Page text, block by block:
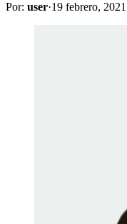
Por: user·19 febrero, 2021